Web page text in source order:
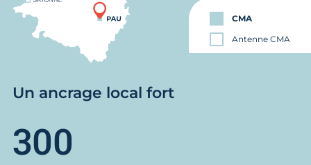
CMA
Antenne CMA
Un ancrage local fort
300